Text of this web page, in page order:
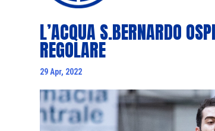
L’ACQUA S.BERNARDO
REGOLARE
29 Apr, 2022